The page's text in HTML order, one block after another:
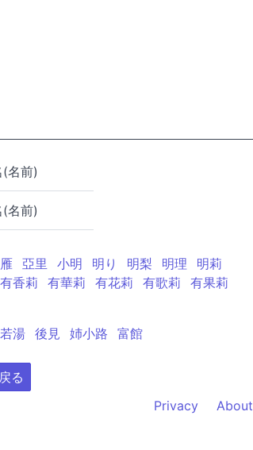
(名前)
(名前)
亞里 小明 明り 明梨 明理
明莉
有香莉 有華莉 有花莉 有歌莉
有果莉
湯 後見 姉小路 富館
る
Privacy About